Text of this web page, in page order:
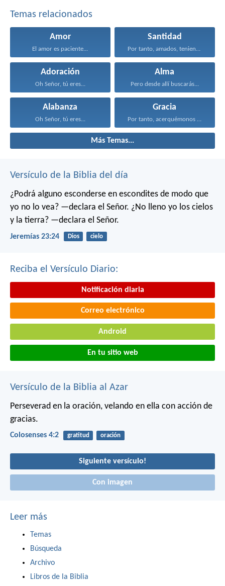
Temas relacionados
Amor
El amor es paciente...
Santidad
Por tanto, amados, teniendo...
Adoración
Oh Señor, tú eres...
Alma
Pero desde allí buscarás...
Alabanza
Oh Señor, tú eres...
Gracia
Por tanto, acerquémonos con...
Más Temas...
Versículo de la Biblia del día
¿Podrá alguno esconderse en escondites de modo que
yo no lo vea? —declara el Señor. ¿No lleno yo los cielos
y la tierra? —declara el Señor.
Jeremías 23:24 Dios cielo
Reciba el Versículo Diario:
Notificación diaria
Correo electrónico
Android
En tu sitio web
Versículo de la Biblia al Azar
Perseverad en la oración, velando en ella con acción de
gracias.
Colosenses 4:2 gratitud oración
Siguiente versículo!
Con imagen
Leer más
Temas
Búsqueda
Archivo
Libros de la Biblia